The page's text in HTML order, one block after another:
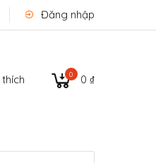
Đăng nhập
thích 0 0 ₫